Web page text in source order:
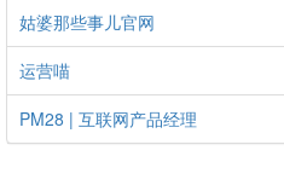
姑婆那些事儿官网
运营喵
PM28 | 互联网产品经理